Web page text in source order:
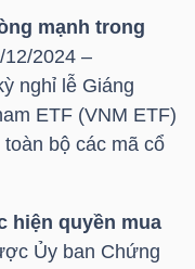
mạnh trong
2024 –
nghỉ lễ Giáng
ETF (VNM ETF)
bộ các mã cổ
hiện quyền mua
Ủy ban Chứng